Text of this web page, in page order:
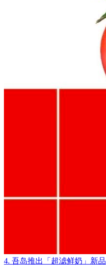
4. 吾岛推出「超滤鲜奶」新品